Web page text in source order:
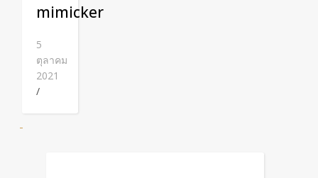
mimicker
5
ตุลาคม
2021
/